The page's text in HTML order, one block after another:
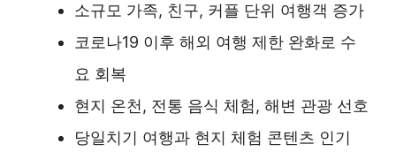
소규모 가족, 친구, 커플 단위 여행객 증가
코로나19 이후 해외 여행 제한 완화로 수
요 회복
현지 온천, 전통 음식 체험, 해변 관광 선호
당일치기 여행과 현지 체험 콘텐츠 인기